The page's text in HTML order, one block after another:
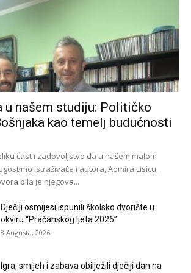
našem studiju: Političko
kao temelj budućnosti
čast i zadovoljstvo da u našem malom
istraživača i autora, Admira Lisicu.
bila je njegova...
Dječiji osmijesi ispunili školsko dvorište u
okviru “Pračanskog ljeta 2026”
8 Augusta, 2026
Igra, smijeh i zabava obilježili dječiji dan na